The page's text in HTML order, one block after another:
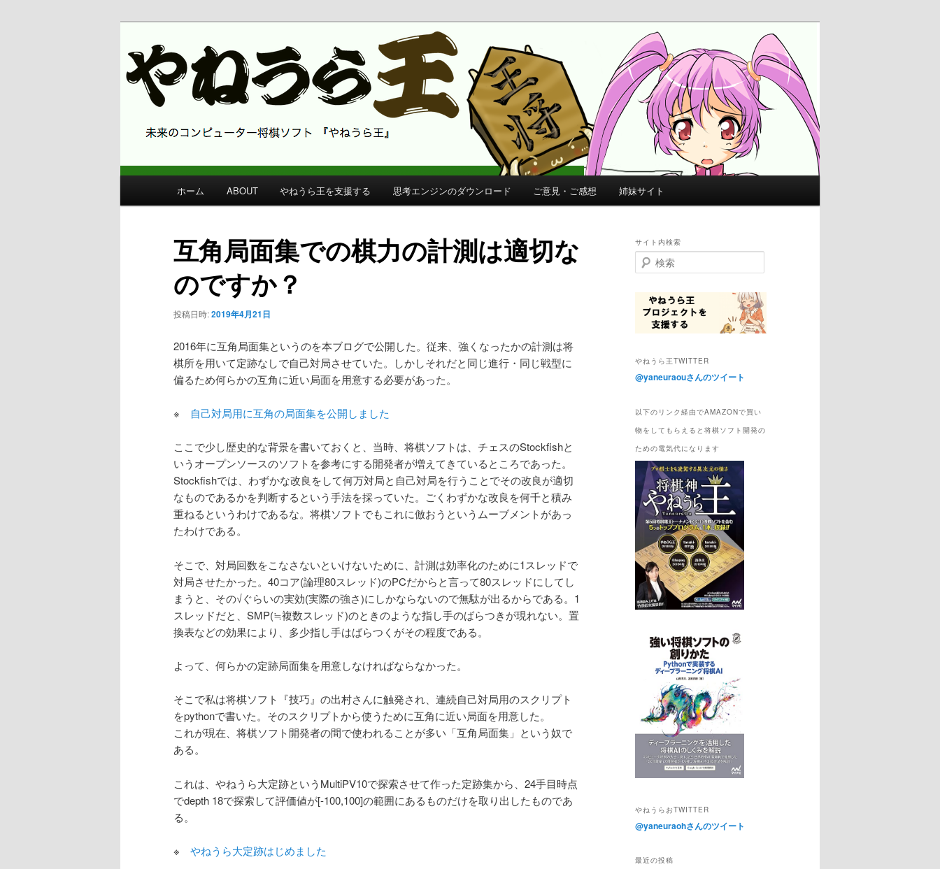
やねうら王 公式サイト
メ
ン
コ
テ
へ
移
動
ホーム ABOUT やねうら王を支援する 思考エンジンのダウンロード ご意見・ご感想 姉妹サイト
互角局面集での棋力の計測は適切な
のですか？
投稿日時:2019年4月21日
2016年に互角局面集というのを本ブログで公開した。従来、強くなったかの計測は将
棋所を用いて定跡なしで自己対局させていた。しかしそれだと同じ進行・同じ戦型に
偏るため何らかの互角に近い局面を用意する必要があった。
※ 自己対局用に互角の局面集を公開しました
ここで少し歴史的な背景を書いておくと、当時、将棋ソフトは、チェスのStockfishと
いうオープンソースのソフトを参考にする開発者が増えてきているところであった。
Stockfishでは、わずかな改良をして何万対局と自己対局を行うことでその改良が適切
なものであるかを判断するという手法を採っていた。ごくわずかな改良を何千と積み
重ねるというわけであるな。将棋ソフトでもこれに倣おうというムーブメントがあっ
たわけである。
そこで、対局回数をこなさないといけないために、計測は効率化のために1スレッドで
対局させたかった。40コア(論理80スレッド)のPCだからと言って80スレッドにしてし
まうと、その√ぐらいの実効(実際の強さ)にしかならないので無駄が出るからである。1
スレッドだと、SMP(≒複数スレッド)のときのような指し手のばらつきが現れない。置
換表などの効果により、多少指し手はばらつくがその程度である。
よって、何らかの定跡局面集を用意しなければならなかった。
そこで私は将棋ソフト『技巧』の出村さんに触発され、連続自己対局用のスクリプト
をpythonで書いた。そのスクリプトから使うために互角に近い局面を用意した。
これが現在、将棋ソフト開発者の間で使われることが多い「互角局面集」という奴で
ある。
これは、やねうら大定跡というMultiPV10で探索させて作った定跡集から、24手目時点
でdepth 18で探索して評価値が[-100,100]の範囲にあるものだけを取り出したものであ
る。
※ やねうら大定跡はじめました
サイト内検索
検
索
やねうら王TWITTER
@yaneuraouさんのツイート
以下のリンク経由でAMAZONで買い
物をしてもらえると将棋ソフト開発の
ための電気代になります
やねうらおTWITTER
@yaneuraohさんのツイート
最近の投稿